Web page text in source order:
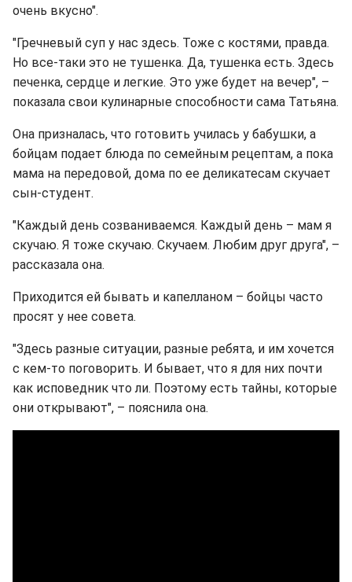
очень вкусно".
"Гречневый суп у нас здесь. Тоже с костями, правда.
Но все-таки это не тушенка. Да, тушенка есть. Здесь
печенка, сердце и легкие. Это уже будет на вечер", –
показала свои кулинарные способности сама Татьяна.
Она призналась, что готовить училась у бабушки, а
бойцам подает блюда по семейным рецептам, а пока
мама на передовой, дома по ее деликатесам скучает
сын-студент.
"Каждый день созваниваемся. Каждый день – мам я
скучаю. Я тоже скучаю. Скучаем. Любим друг друга", –
рассказала она.
Приходится ей бывать и капелланом – бойцы часто
просят у нее совета.
"Здесь разные ситуации, разные ребята, и им хочется
с кем-то поговорить. И бывает, что я для них почти
как исповедник что ли. Поэтому есть тайны, которые
они открывают", – пояснила она.